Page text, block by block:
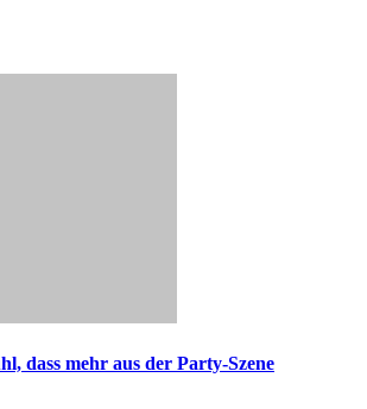
dass mehr aus der Party-Szene